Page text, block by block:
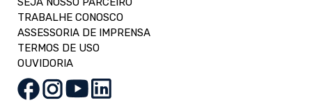
TRABALHE CONOSCO
ASSESSORIA DE IMPRENSA
TERMOS DE USO
OUVIDORIA